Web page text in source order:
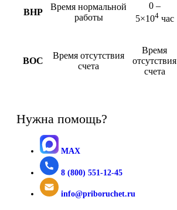
ВНР
Время нормальной
работы
0 –
5×104час
ВОС
Время отсутствия
счета
Время
отсутствия
счета
Нужна помощь?
MAX
8 (800) 551-12-45
info@priboruchet.ru